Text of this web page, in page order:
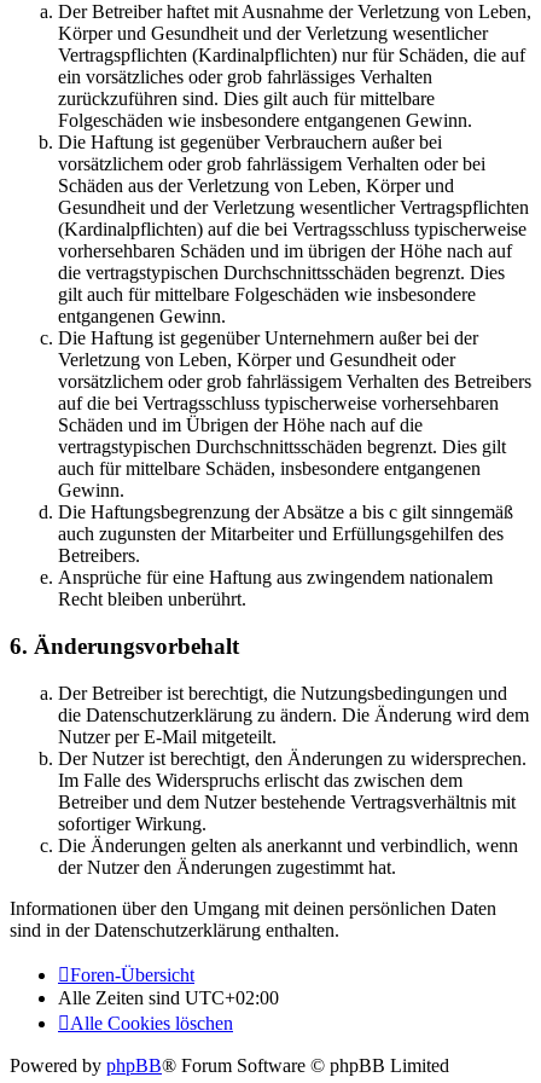
Der Betreiber haftet mit Ausnahme der Verletzung von Leben,
Körper und Gesundheit und der Verletzung wesentlicher
Vertragspflichten (Kardinalpflichten) nur für Schäden, die auf
ein vorsätzliches oder grob fahrlässiges Verhalten
zurückzuführen sind. Dies gilt auch für mittelbare
Folgeschäden wie insbesondere entgangenen Gewinn.
Die Haftung ist gegenüber Verbrauchern außer bei
vorsätzlichem oder grob fahrlässigem Verhalten oder bei
Schäden aus der Verletzung von Leben, Körper und
Gesundheit und der Verletzung wesentlicher Vertragspflichten
(Kardinalpflichten) auf die bei Vertragsschluss typischerweise
vorhersehbaren Schäden und im übrigen der Höhe nach auf
die vertragstypischen Durchschnittsschäden begrenzt. Dies
gilt auch für mittelbare Folgeschäden wie insbesondere
entgangenen Gewinn.
Die Haftung ist gegenüber Unternehmern außer bei der
Verletzung von Leben, Körper und Gesundheit oder
vorsätzlichem oder grob fahrlässigem Verhalten des Betreibers
auf die bei Vertragsschluss typischerweise vorhersehbaren
Schäden und im Übrigen der Höhe nach auf die
vertragstypischen Durchschnittsschäden begrenzt. Dies gilt
auch für mittelbare Schäden, insbesondere entgangenen
Gewinn.
Die Haftungsbegrenzung der Absätze a bis c gilt sinngemäß
auch zugunsten der Mitarbeiter und Erfüllungsgehilfen des
Betreibers.
Ansprüche für eine Haftung aus zwingendem nationalem
Recht bleiben unberührt.
6. Änderungsvorbehalt
Der Betreiber ist berechtigt, die Nutzungsbedingungen und
die Datenschutzerklärung zu ändern. Die Änderung wird dem
Nutzer per E-Mail mitgeteilt.
Der Nutzer ist berechtigt, den Änderungen zu widersprechen.
Im Falle des Widerspruchs erlischt das zwischen dem
Betreiber und dem Nutzer bestehende Vertragsverhältnis mit
sofortiger Wirkung.
Die Änderungen gelten als anerkannt und verbindlich, wenn
der Nutzer den Änderungen zugestimmt hat.
Informationen über den Umgang mit deinen persönlichen Daten
sind in der Datenschutzerklärung enthalten.
Foren-Übersicht
Alle Zeiten sind UTC+02:00
Alle Cookies löschen
Powered by phpBB® Forum Software © phpBB Limited